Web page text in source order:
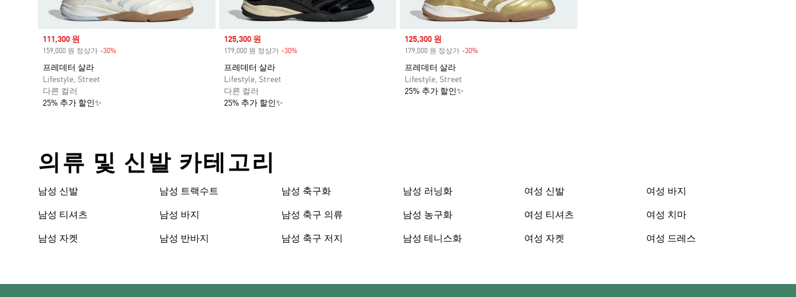
Sale price
111,300 원
159,000 원 정상가 -30%
프레데터 살라
Lifestyle, Street
다른 컬러
25% 추가 할인✨
Sale price
125,300 원
179,000 원 정상가 -30%Discount
프레데터 살라
Lifestyle, Street
다른 컬러
25% 추가 할인✨
Sale price
125,300 원
179,000 원 정상가 -30%
프레데터 살라
Lifestyle, Street
25% 추가 할인✨
의류 및 신발 카테고리
남성 신발
남성 티셔츠
남성 자켓
남성 트랙수트
남성 바지
남성 반바지
남성 축구화
남성 축구 의류
남성 축구 저지
남성 러닝화
남성 농구화
남성 테니스화
여성 신발
여성 티셔츠
여성 자켓
여성 바지
여성 치마
여성 드레스